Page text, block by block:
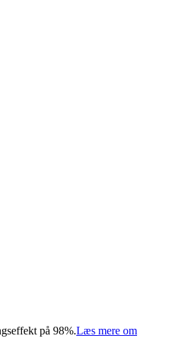
på 98%.Læs mere om